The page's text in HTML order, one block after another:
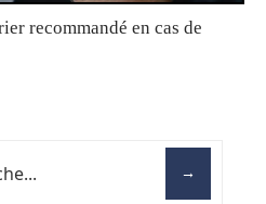
recommandé en cas de